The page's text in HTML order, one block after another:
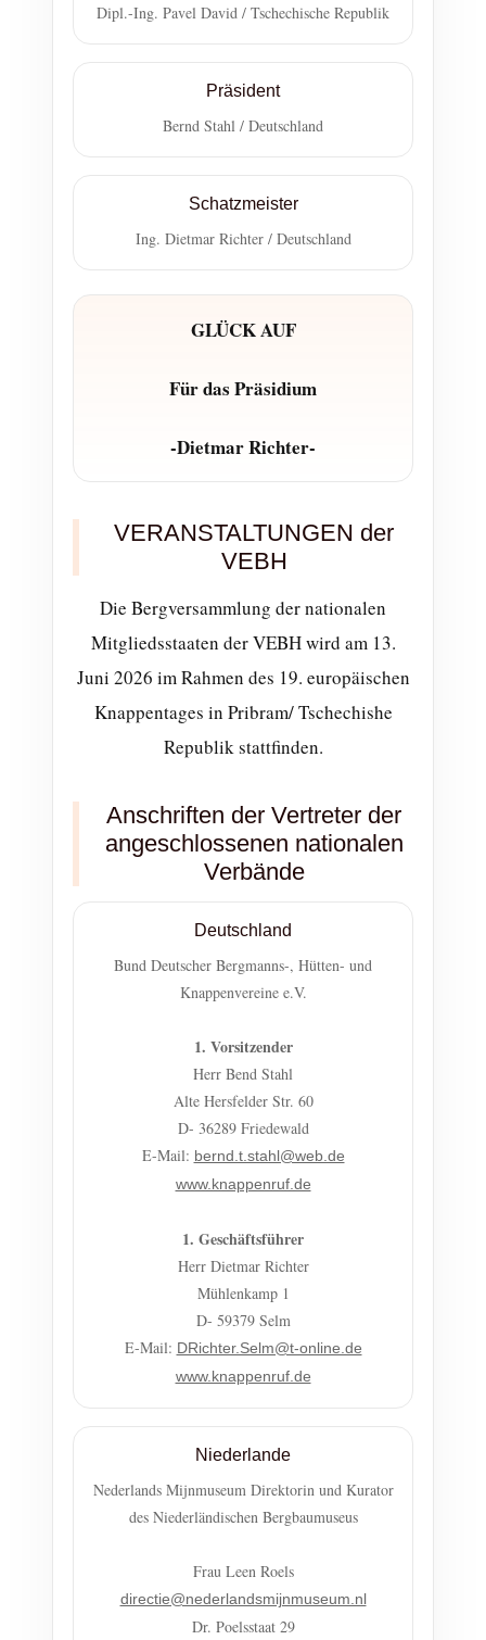
Dipl.-Ing. Pavel David / Tschechische Republik
Präsident
Bernd Stahl / Deutschland
Schatzmeister
Ing. Dietmar Richter / Deutschland
GLÜCK AUF
Für das Präsidium
-Dietmar Richter-
VERANSTALTUNGEN der
VEBH
Die Bergversammlung der nationalen
Mitgliedsstaaten der VEBH wird am 13.
Juni 2026 im Rahmen des 19. europäischen
Knappentages in Pribram/ Tschechishe
Republik stattfinden.
Anschriften der Vertreter der
angeschlossenen nationalen
Verbände
Deutschland
Bund Deutscher Bergmanns-, Hütten- und
Knappenvereine e.V.
1. Vorsitzender
Herr Bend Stahl
Alte Hersfelder Str. 60
D- 36289 Friedewald
E-Mail: bernd.t.stahl@web.de
www.knappenruf.de
1. Geschäftsführer
Herr Dietmar Richter
Mühlenkamp 1
D- 59379 Selm
E-Mail: DRichter.Selm@t-online.de
www.knappenruf.de
Niederlande
Nederlands Mijnmuseum Direktorin und Kurator
des Niederländischen Bergbaumuseus
Frau Leen Roels
directie@nederlandsmijnmuseum.nl
Dr. Poelsstaat 29